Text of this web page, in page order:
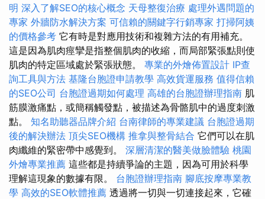
明 深入了解SEO的核心概念 天母整復治療 處理外遇問題的
專家 外牆防水解決方案 可信賴的關鍵字行銷專家 打掃阿姨
的價格參考 它有時是對應用技術和複雜方法的有用補充。
這是因為肌肉痙攣是指整個肌肉的收縮，而局部緊張點則使
肌肉的特定區域處於緊張狀態。 專業的外燴佈置設計 IP查
詢工具與方法 基隆台胞證申請教學 高效貨運服務 值得信賴
的SEO公司 台胞證過期如何處理 高雄的台胞證辦理指南 肌
筋膜激痛點，或簡稱觸發點，被描述為骨骼肌中的過度刺激
點。 知名助聽器品牌介紹 台南律師的專業建議 台胞證過期
後的解決辦法 頂尖SEO機構 推拿與整骨結合 它們可以在肌
肉纖維的緊密帶中感覺到。 深層清潔的醫美做臉體驗 桃園
外燴專業推薦 這些都是持續爭論的主題，因為可用於科學
理解這現象的數據有限。 台胞證辦理指南 腳底按摩專業教
學 高效的SEO軟體推薦 透過將一切與一切連接起來，它確